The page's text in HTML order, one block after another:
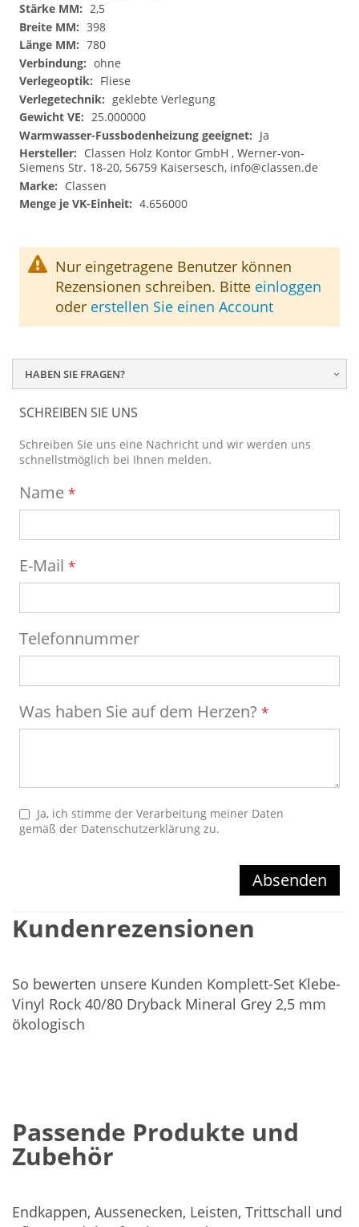
2,5
398
780
ohne
Fliese
geklebte Verlegung
25.000000
Ja
Classen Holz Kontor GmbH , Werner-von-
Siemens Str. 18-20, 56759 Kaisersesch, info@classen.de
Classen
4.656000
Nur eingetragene Benutzer können
Rezensionen schreiben. Bitte einloggen
oder erstellen Sie einen Account
HABEN SIE FRAGEN?
SCHREIBEN SIE UNS
Schreiben Sie uns eine Nachricht und wir werden uns
schnellstmöglich bei Ihnen melden.
Name
E-Mail
Telefonnummer
Was haben Sie auf dem Herzen?
Ja, ich stimme der Verarbeitung meiner Daten
gemäß der Datenschutzerklärung zu.
Absenden
Kundenrezensionen
So bewerten unsere Kunden Komplett-Set Klebe-
Vinyl Rock 40/80 Dryback Mineral Grey 2,5 mm
ökologisch
Passende Produkte und
Zubehör
Endkappen, Aussenecken, Leisten, Trittschall und